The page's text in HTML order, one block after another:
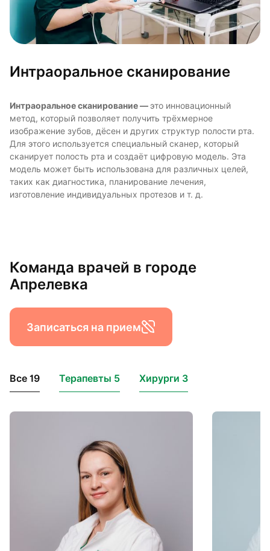
Интраоральное сканирование
Интраоральное сканирование —это инновационный
метод, который позволяет получить трёхмерное
изображение зубов, дёсен и других структур полости рта.
Для этого используется специальный сканер, который
сканирует полость рта и создаёт цифровую модель. Эта
модель может быть использована для различных целей,
таких как диагностика, планирование лечения,
изготовление индивидуальных протезов и т. д.
Команда врачей в городе
Апрелевка
Записаться на прием
Все 19 Терапевты 5 Хирурги 3